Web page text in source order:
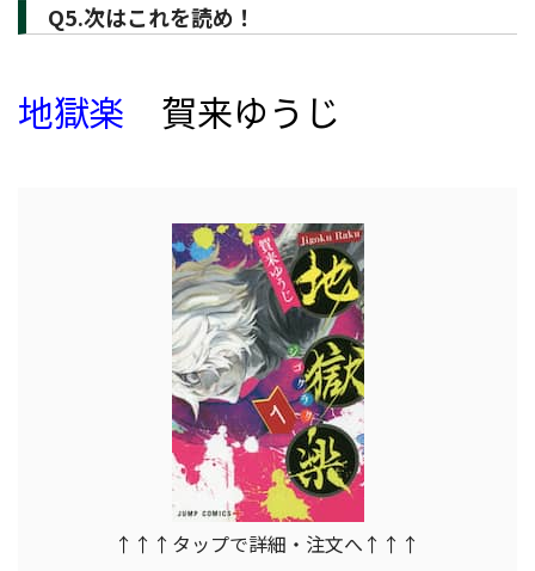
Q5.次はこれを読め！
地獄楽 賀来ゆうじ
↑↑↑タップで詳細・注文へ↑↑↑